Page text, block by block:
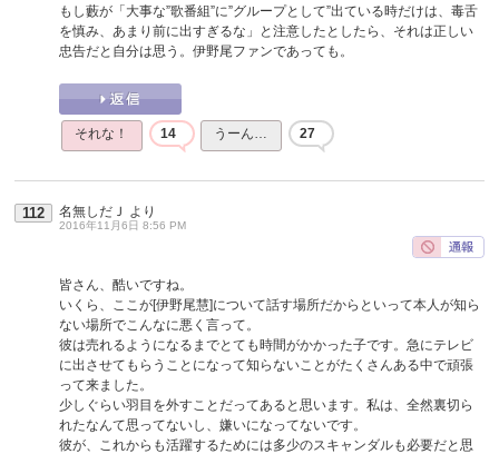
もし藪が「大事な”歌番組”に”グループとして”出ている時だけは、毒舌
を慎み、あまり前に出すぎるな」と注意したとしたら、それは正しい
忠告だと自分は思う。伊野尾ファンであっても。
それな！ 14 うーん… 27
112 名無しだＪ より
2016年11月6日 8:56 PM
皆さん、酷いですね。
いくら、ここが[伊野尾慧]について話す場所だからといって本人が知ら
ない場所でこんなに悪く言って。
彼は売れるようになるまでとても時間がかかった子です。急にテレビ
に出させてもらうことになって知らないことがたくさんある中で頑張
って来ました。
少しぐらい羽目を外すことだってあると思います。私は、全然裏切ら
れたなんて思ってないし、嫌いになってないです。
彼が、これからも活躍するためには多少のスキャンダルも必要だと思